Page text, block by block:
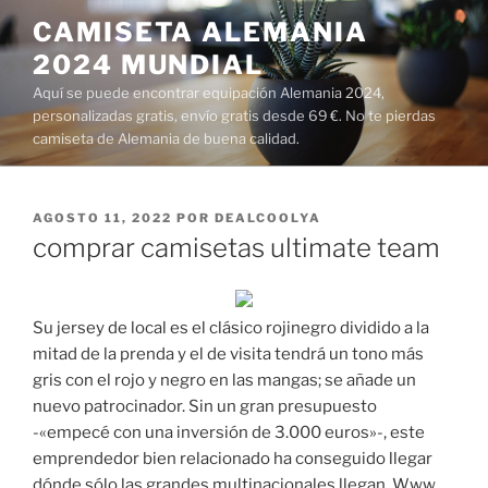
Saltar
al
contenido
CAMISETA ALEMANIA
2024 MUNDIAL
Aquí se puede encontrar equipación Alemania 2024,
personalizadas gratis, envío gratis desde 69 €. No te pierdas
camiseta de Alemania de buena calidad.
PUBLICADO
AGOSTO 11, 2022 POR DEALCOOLYA
comprar camisetas ultimate team
Su jersey de local es el clásico rojinegro dividido a la
mitad de la prenda y el de visita tendrá un tono más
gris con el rojo y negro en las mangas; se añade un
nuevo patrocinador. Sin un gran presupuesto
-«empecé con una inversión de 3.000 euros»-, este
emprendedor bien relacionado ha conseguido llegar